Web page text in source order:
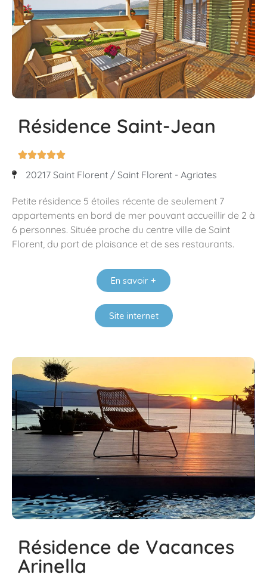
Résidence Saint-Jean

20217 Saint Florent / Saint Florent - Agriates
Petite résidence 5 étoiles récente de seulement 7
appartements en bord de mer pouvant accueillir de 2 à
6 personnes. Située proche du centre ville de Saint
Florent, du port de plaisance et de ses restaurants.
En savoir +
Site internet
Résidence de Vacances
Arinella